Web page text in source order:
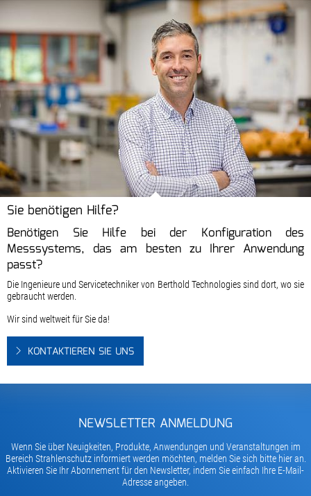
Sie benötigen Hilfe?
Benötigen Sie Hilfe bei der Konfiguration des
Messsystems, das am besten zu Ihrer Anwendung
passt?
Die Ingenieure und Servicetechniker von Berthold Technologies sind dort, wo sie
gebraucht werden.
Wir sind weltweit für Sie da!
KONTAKTIEREN SIE UNS
NEWSLETTER ANMELDUNG
Wenn Sie über Neuigkeiten, Produkte, Anwendungen und Veranstaltungen im
Bereich Strahlenschutz informiert werden möchten, melden Sie sich bitte hier an.
Aktivieren Sie Ihr Abonnement für den Newsletter, indem Sie einfach Ihre E-Mail-
Adresse angeben.